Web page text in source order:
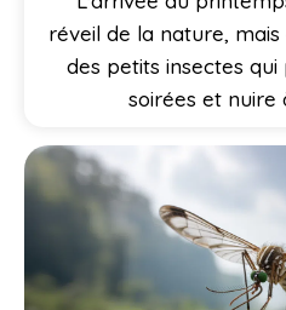
réveil de la nature, mais
des petits insectes
soirées et nuire